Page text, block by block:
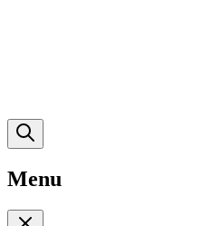
Menu